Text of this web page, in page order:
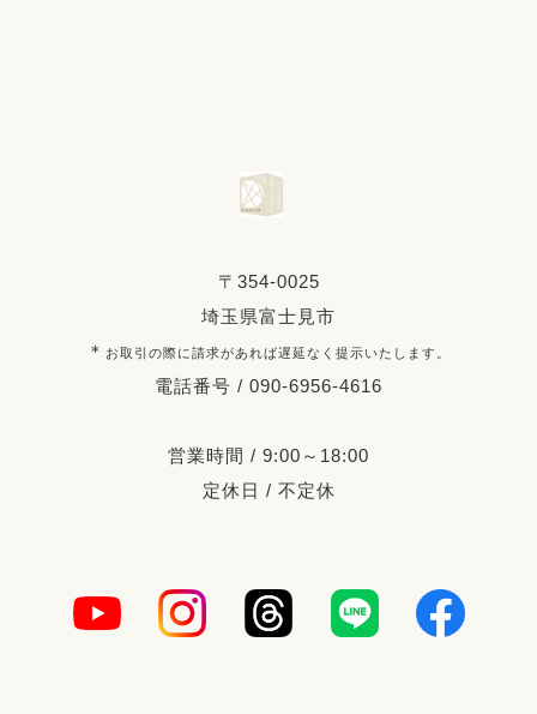
〒354-0025
埼玉県富士見市
＊ お取引の際に請求があれば遅延なく提示いたします。
電話番号 / 090-6956-4616
営業時間 / 9:00～18:00
定休日 / 不定休